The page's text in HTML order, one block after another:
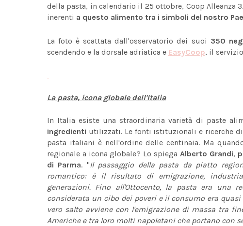
della pasta, in calendario il 25 ottobre, Coop Alleanza
inerenti a questo alimento tra i simboli del nostro
La foto è scattata dall'osservatorio dei suoi 350
scendendo e la dorsale adriatica e EasyCoop, il
La pasta, icona globale dell'Italia
In Italia esiste una straordinaria varietà di paste
ingredienti utilizzati. Le fonti istituzionali e ricerche
pasta italiani è nell'ordine delle centinaia. Ma
regionale a icona globale? Lo spiega Alberto Grandi,
di Parma. "Il passaggio della pasta da piatto
romantico: è il risultato di emigrazione,
generazioni. Fino all'Ottocento, la pasta era una
considerata un cibo dei poveri e il consumo era
vero salto avviene con l'emigrazione di massa tra
Americhe e tra loro molti napoletani che portano con